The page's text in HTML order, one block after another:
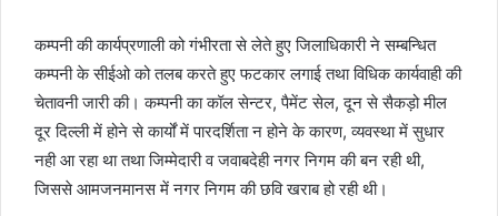
कम्पनी की कार्यप्रणाली को गंभीरता से लेते हुए जिलाधिकारी ने सम्बन्धित
कम्पनी के सीईओ को तलब करते हुए फटकार लगाई तथा विधिक कार्यवाही की
चेतावनी जारी की। कम्पनी का कॉल सेन्टर, पैमेंट सेल, दून से सैकड़ो मील
दूर दिल्ली में होने से कार्यों में पारदर्शिता न होने के कारण, व्यवस्था में सुधार
नही आ रहा था तथा जिम्मेदारी व जवाबदेही नगर निगम की बन रही थी,
जिससे आमजनमानस में नगर निगम की छवि खराब हो रही थी।